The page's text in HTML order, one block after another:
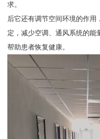
求。
后它还有调节空间环境的作
定，减少空调、通风系统的
帮助患者恢复健康。